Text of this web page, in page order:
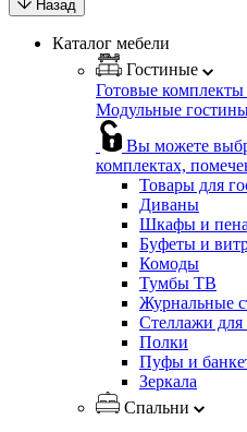
Назад
Каталог мебели
Гостиные
Готовые
Модульные
Вы можете
комплектах,
Товары для
Диваны
Шкафы и
Буфеты и
Комоды
Тумбы ТВ
Журнальные
Стеллажи для
Полки
Пуфы и
Зеркала
Спальни